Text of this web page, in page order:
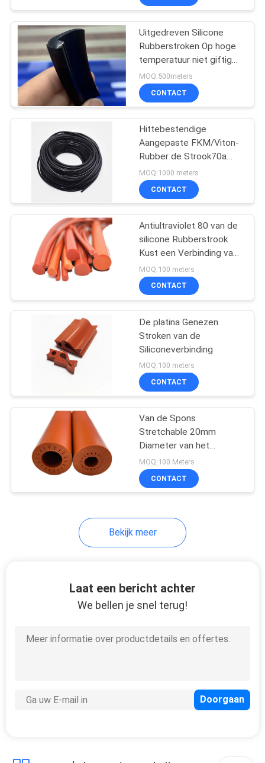
waterdichtsilicone
Uitgedreven Silicone
Rubberstroken Op hoge
temperatuur niet giftige
Tenchy
MOQ:500meters
CONTACT
Hittebestendige
Aangepaste FKM/Viton-
Rubber de Strook70a
Hardheid van het
Verbindingssilicone
MOQ:1000 meters
CONTACT
Antiultraviolet 80 van de
silicone Rubberstrook
Kust een Verbinding van
het Silicone Rubberkoord
MOQ:100 meters
CONTACT
De platina Genezen
Stroken van de
Siliconeverbinding
MOQ:100 meters
CONTACT
Van de Spons
Stretchable 20mm
Diameter van het
uitdrijvingssilicone
Vuurvaste Buis van het
het Siliconeschuim
MOQ:100 Meters
CONTACT
Bekijk meer
Laat een bericht achter
We bellen je snel terug!